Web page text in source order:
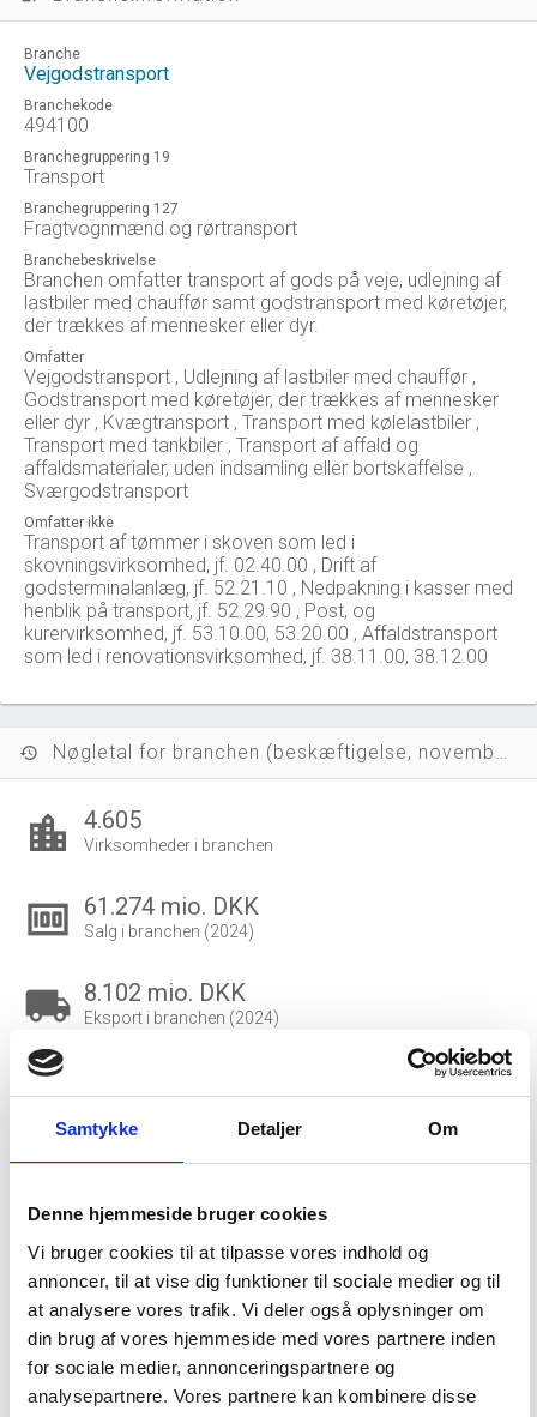
Samtykke Detaljer Om
Denne hjemmeside bruger cookies
Vi bruger cookies til at tilpasse vores indhold og
annoncer, til at vise dig funktioner til sociale medier og til
at analysere vores trafik. Vi deler også oplysninger om
din brug af vores hjemmeside med vores partnere inden
for sociale medier, annonceringspartnere og
analysepartnere. Vores partnere kan kombinere disse
Branche
Vejgodstransport
Branchekode
494100
Branchegruppering 19
Transport
Branchegruppering 127
Fragtvognmænd og rørtransport
Branchebeskrivelse
Branchen omfatter transport af gods på veje, udlejning af
lastbiler med chauffør samt godstransport med køretøjer,
der trækkes af mennesker eller dyr.
Omfatter
Vejgodstransport , Udlejning af lastbiler med chauffør ,
Godstransport med køretøjer, der trækkes af mennesker
eller dyr , Kvægtransport , Transport med kølelastbiler ,
Transport med tankbiler , Transport af affald og
affaldsmaterialer, uden indsamling eller bortskaffelse ,
Sværgodstransport
Omfatter ikke
Transport af tømmer i skoven som led i
skovningsvirksomhed, jf. 02.40.00 , Drift af
godsterminalanlæg, jf. 52.21.10 , Nedpakning i kasser med
henblik på transport, jf. 52.29.90 , Post, og
kurervirksomhed, jf. 53.10.00, 53.20.00 , Affaldstransport
som led i renovationsvirksomhed, jf. 38.11.00, 38.12.00
history Nøgletal for branchen (beskæftigelse, november 2023)
location_city 4.605
Virksomheder i branchen
money 61.274 mio. DKK
Salg i branchen (2024)
local_shipping 8.102 mio. DKK
Eksport i branchen (2024)
account_balance_wallet
people_outline 29.641
group 28.797
Fuldtidsbeskæftigede i branchen
3.129
Beskæftigede kvinder i branchen